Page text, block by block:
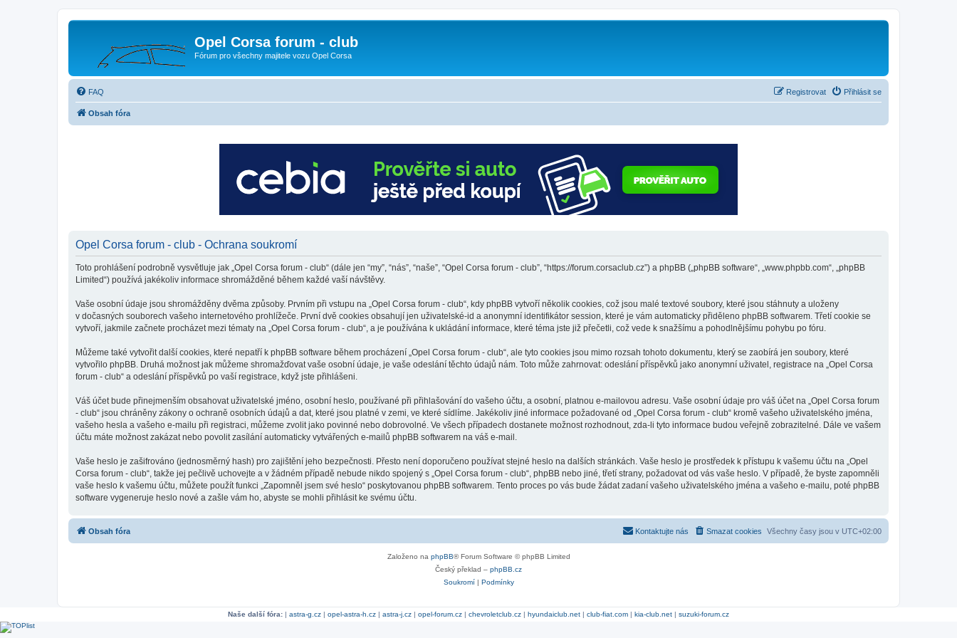
Opel Corsa forum - club
Fórum pro všechny majitele vozu Opel Corsa
FAQ Přihlásit se
Registrovat
Obsah fóra
Opel Corsa forum - club - Ochrana soukromí
Toto prohlášení podrobně vysvětluje jak „Opel Corsa forum - club“ (dále jen “my”, “nás”, “naše”, “Opel Corsa forum - club”, “https://forum.corsaclub.cz”) a phpBB („phpBB software“, „www.phpbb.com“, „phpBB
Limited“) používá jakékoliv informace shromážděné během každé vaší návštěvy.
Vaše osobní údaje jsou shromážděny dvěma způsoby. Prvním při vstupu na „Opel Corsa forum - club“, kdy phpBB vytvoří několik cookies, což jsou malé textové soubory, které jsou stáhnuty a uloženy
v dočasných souborech vašeho internetového prohlížeče. První dvě cookies obsahují jen uživatelské-id a anonymní identifikátor session, které je vám automaticky přiděleno phpBB softwarem. Třetí cookie se
vytvoří, jakmile začnete procházet mezi tématy na „Opel Corsa forum - club“, a je používána k ukládání informace, které téma jste již přečetli, což vede k snažšímu a pohodlnějšímu pohybu po fóru.
Můžeme také vytvořit další cookies, které nepatří k phpBB software během procházení „Opel Corsa forum - club“, ale tyto cookies jsou mimo rozsah tohoto dokumentu, který se zaobírá jen soubory, které
vytvořilo phpBB. Druhá možnost jak můžeme shromažďovat vaše osobní údaje, je vaše odeslání těchto údajů nám. Toto může zahrnovat: odeslání příspěvků jako anonymní uživatel, registrace na „Opel Corsa
forum - club“ a odeslání příspěvků po vaší registrace, když jste přihlášeni.
Váš účet bude přinejmenším obsahovat uživatelské jméno, osobní heslo, používané při přihlašování do vašeho účtu, a osobní, platnou e-mailovou adresu. Vaše osobní údaje pro váš účet na „Opel Corsa forum
- club“ jsou chráněny zákony o ochraně osobních údajů a dat, které jsou platné v zemi, ve které sídlíme. Jakékoliv jiné informace požadované od „Opel Corsa forum - club“ kromě vašeho uživatelského jména,
vašeho hesla a vašeho e-mailu při registraci, můžeme zvolit jako povinné nebo dobrovolné. Ve všech případech dostanete možnost rozhodnout, zda-li tyto informace budou veřejně zobrazitelné. Dále ve vašem
účtu máte možnost zakázat nebo povolit zasílání automaticky vytvářených e-mailů phpBB softwarem na váš e-mail.
Vaše heslo je zašifrováno (jednosměrný hash) pro zajištění jeho bezpečnosti. Přesto není doporučeno používat stejné heslo na dalších stránkách. Vaše heslo je prostředek k přístupu k vašemu účtu na „Opel
Corsa forum - club“, takže jej pečlivě uchovejte a v žádném případě nebude nikdo spojený s „Opel Corsa forum - club“, phpBB nebo jiné, třetí strany, požadovat od vás vaše heslo. V případě, že byste zapomněli
vaše heslo k vašemu účtu, můžete použít funkci „Zapomněl jsem své heslo“ poskytovanou phpBB softwarem. Tento proces po vás bude žádat zadaní vašeho uživatelského jména a vašeho e-mailu, poté phpBB
software vygeneruje heslo nové a zašle vám ho, abyste se mohli přihlásit ke svému účtu.
Obsah fóra Všechny časy jsou v UTC+02:00
Smazat cookies
Kontaktujte nás
Založeno na phpBB® Forum Software © phpBB Limited
Český překlad – phpBB.cz
Soukromí| Podmínky
Naše další fóra: | astra-g.cz | opel-astra-h.cz | astra-j.cz | opel-forum.cz | chevroletclub.cz | hyundaiclub.net | club-fiat.com | kia-club.net | suzuki-forum.cz